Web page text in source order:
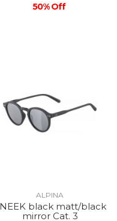
50% Off
ALPINA
black matt/black
mirror Cat. 3